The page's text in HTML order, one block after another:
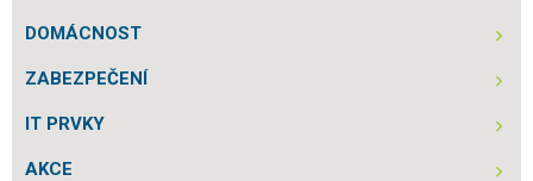
DOMÁCNOST
ZABEZPEČENÍ
IT PRVKY
AKCE